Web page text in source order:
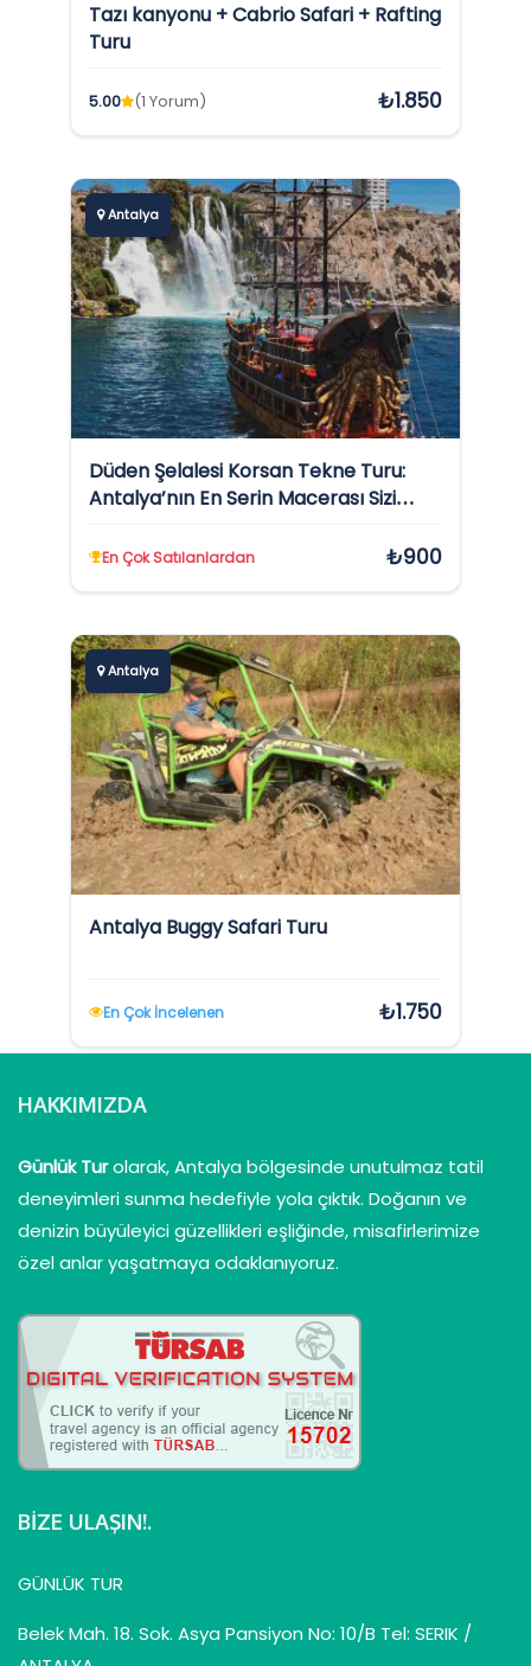
Tazı kanyonu + Cabrio Safari + Rafting
Turu
5.00 (1 Yorum) ₺1.850
Antalya
Düden Şelalesi Korsan Tekne Turu:
Antalya’nın En Serin Macerası Sizi
En Çok Satılanlardan ₺900
Antalya
Antalya Buggy Safari Turu
En Çok İncelenen ₺1.750
HAKKIMIZDA
Günlük Turolarak, Antalya bölgesinde unutulmaz tatil
deneyimleri sunma hedefiyle yola çıktık. Doğanın ve
denizin büyüleyici güzellikleri eşliğinde, misafirlerimize
özel anlar yaşatmaya odaklanıyoruz.
BIZE ULAŞIN!.
GÜNLÜK TUR
Belek Mah. 18. Sok. Asya Pansiyon No: 10/B Tel: SERIK /